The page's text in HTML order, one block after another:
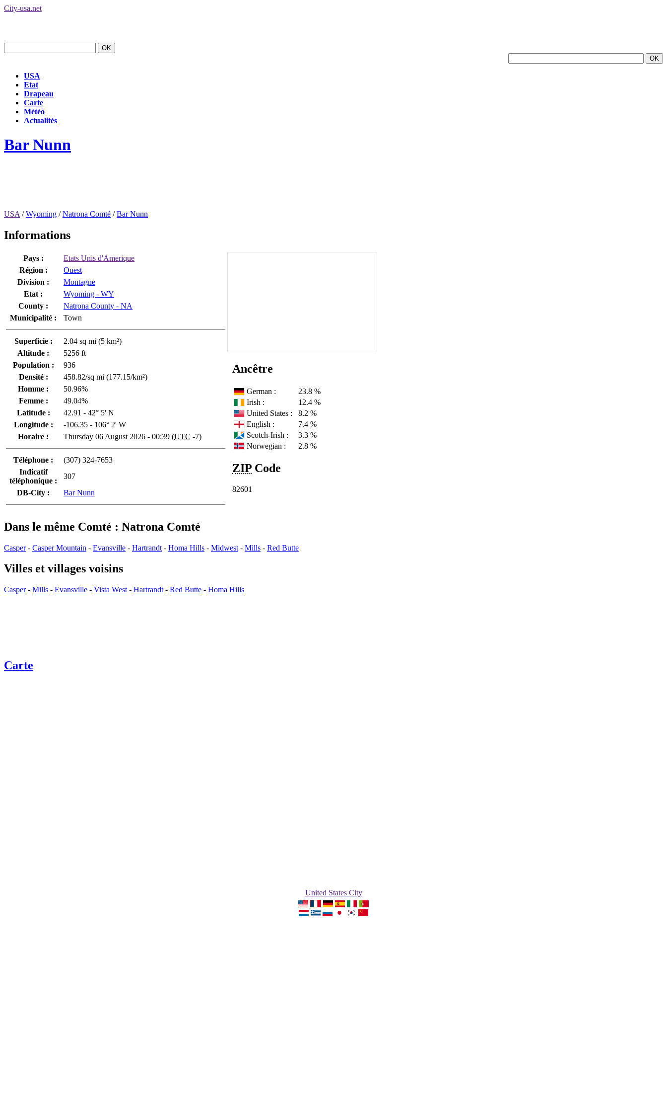
City-usa.net
USA
Etat
Drapeau
Carte
Météo
Actualités
Bar Nunn
USA /Wyoming /Natrona Comté /Bar Nunn
Informations
Pays :
Etats Unis d'Amerique
Région :
Ouest
Division :
Montagne
Etat :
Wyoming - WY
County :
Natrona County - NA
Municipalité :
Town
Superficie :
2.04 sq mi (5 km²)
Altitude :
5256 ft
Population :
936
Densité :
458.82/sq mi (177.15/km²)
Homme :
50.96%
Femme :
49.04%
Latitude :
42.91 - 42° 5' N
Longitude :
-106.35 - 106° 2' W
Horaire :
Thursday 06 August 2026 - 00:39 (UTC -7)
Téléphone :
(307) 324-7653
Indicatif
téléphonique :
307
DB-City :
Bar Nunn
Ancêtre
German :
23.8 %
Irish :
12.4 %
United States :
8.2 %
English :
7.4 %
Scotch-Irish :
3.3 %
Norwegian :
2.8 %
ZIP Code
82601
Dans le même Comté : Natrona Comté
Casper- Casper Mountain - Evansville - Hartrandt - Homa Hills - Midwest - Mills - Red Butte
Villes et villages voisins
Casper- Mills - Evansville - Vista West - Hartrandt - Red Butte - Homa Hills
Carte
United States City